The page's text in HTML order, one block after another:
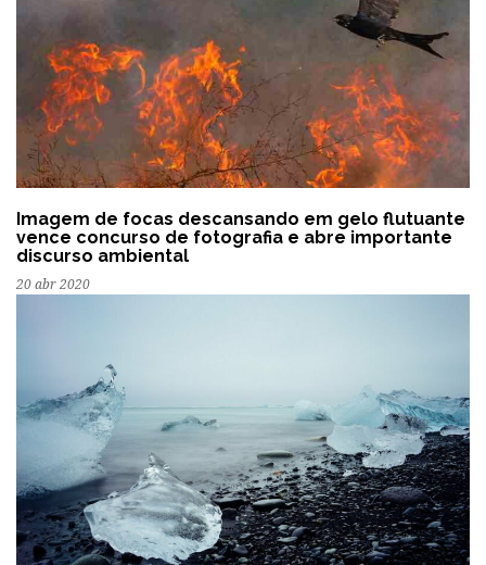
Imagem de focas descansando em gelo flutuante
vence concurso de fotografia e abre importante
discurso ambiental
20 abr 2020